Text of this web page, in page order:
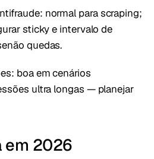
normal para scraping;
sticky e intervalo de
quedas.
boa em cenários
ultra longas — planejar
em 2026